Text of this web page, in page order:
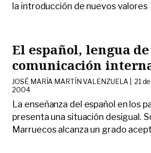
la introducción de nuevos valores
El español, lengua de
comunicación
JOSÉ MARÍA MARTÍN VALENZUELA | 21
2004
La enseñanza del español en los
presenta una situación desigual.
Marruecos alcanza un grado